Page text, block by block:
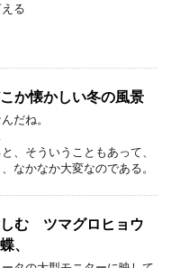
る
か懐かしい冬の風景
だね。
、そういうこともあって、
なかなか大変なのである。
しむ ツマグロヒョウ
、